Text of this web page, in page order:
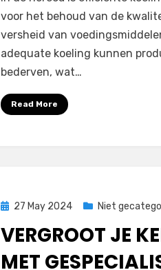
voor het behoud van de
versheid van
adequate koeling kunnen
bederven, wat…
Read More
Posted
27 May 2024 Niet
VERGROOT JE
MET